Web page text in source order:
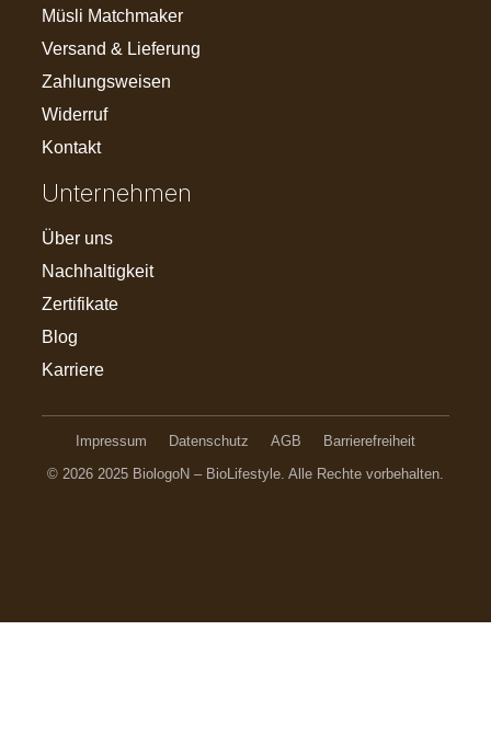
Müsli Matchmaker
Versand & Lieferung
Zahlungsweisen
Widerruf
Kontakt
Unternehmen
Über uns
Nachhaltigkeit
Zertifikate
Blog
Karriere
Impressum Datenschutz AGB
Barrierefreiheit
© 2026 2025 BiologoN – BioLifestyle. Alle Rechte vorbehalten.